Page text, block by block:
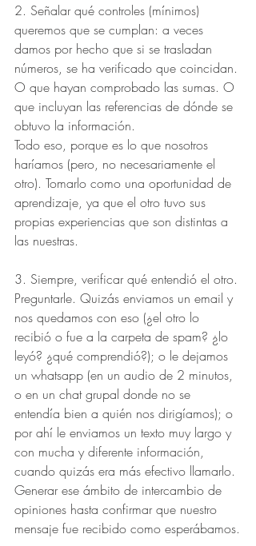
2. Señalar qué controles (mínimos)
queremos que se cumplan: a veces
damos por hecho que si se trasladan
números, se ha verificado que coincidan.
O que hayan comprobado las sumas. O
que incluyan las referencias de dónde se
obtuvo la información.
Todo eso, porque es lo que nosotros
haríamos (pero, no necesariamente el
otro). Tomarlo como una oportunidad de
aprendizaje, ya que el otro tuvo sus
propias experiencias que son distintas a
las nuestras.
3. Siempre, verificar qué entendió el otro.
Preguntarle. Quizás enviamos un email y
nos quedamos con eso (¿el otro lo
recibió o fue a la carpeta de spam? ¿lo
leyó? ¿qué comprendió?); o le dejamos
un whatsapp (en un audio de 2 minutos,
o en un chat grupal donde no se
entendía bien a quién nos dirigíamos); o
por ahí le enviamos un texto muy largo y
con mucha y diferente información,
cuando quizás era más efectivo llamarlo.
Generar ese ámbito de intercambio de
opiniones hasta confirmar que nuestro
mensaje fue recibido como esperábamos.